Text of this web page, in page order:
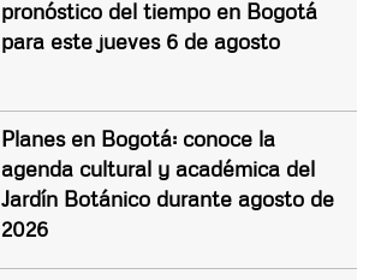
pronóstico del tiempo en Bogotá
para este jueves 6 de agosto
Planes en Bogotá: conoce la
agenda cultural y académica del
Jardín Botánico durante agosto de
2026